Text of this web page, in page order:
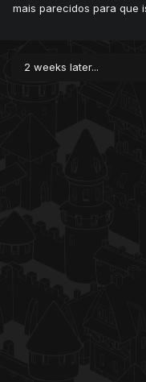
mais parecidos para que
2 weeks later...